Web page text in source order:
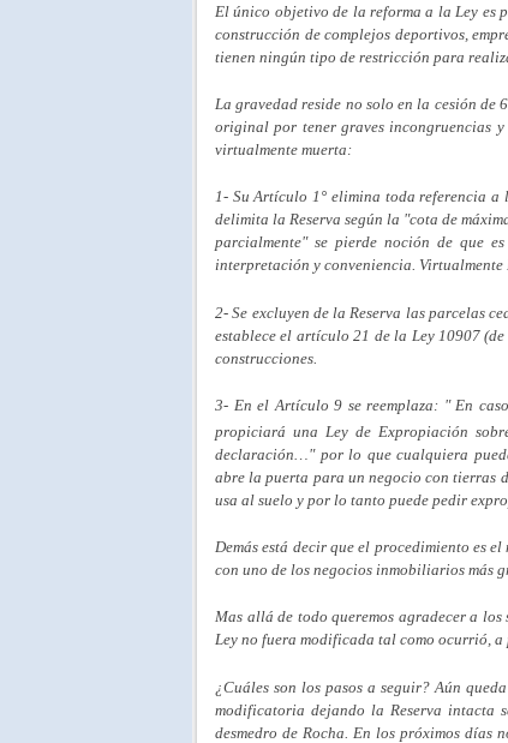
El único objetivo de la reforma a la Ley es
construcción de complejos deportivos,
tienen ningún tipo de restricción para
La gravedad reside no solo en la cesión de
original por tener graves incongruencias
virtualmente muerta:
1- Su Artículo 1° elimina toda referencia
delimita la Reserva según la "cota de
parcialmente" se pierde noción de que
interpretación y conveniencia. Virtualmente
2- Se excluyen de la Reserva las parcelas
establece el artículo 21 de la Ley 10907
construcciones.
3- En el Artículo 9 se reemplaza: " En
propiciará una Ley de Expropiación
declaración…" por lo que cualquiera
abre la puerta para un negocio con tierras
usa al suelo y por lo tanto puede pedir
Demás está decir que el procedimiento es
con uno de los negocios inmobiliarios más
Mas allá de todo queremos agradecer a
Ley no fuera modificada tal como ocurrió, a
¿Cuáles son los pasos a seguir? Aún
modificatoria dejando la Reserva intacta
desmedro de Rocha. En los próximos